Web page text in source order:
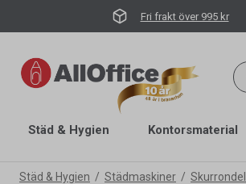
Fri frakt över 995 kr
Städ & Hygien Kontorsmaterial
Städ & Hygien Städmaskiner